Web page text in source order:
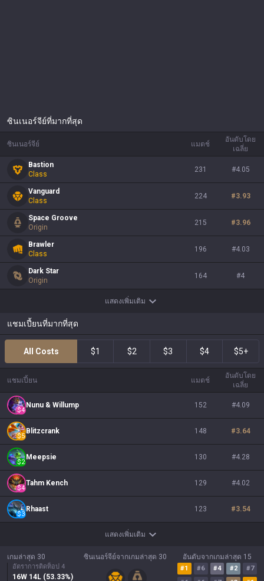
ซินเนอร์จีย์ที่มากที่สุด
ซินเนอร์จีย์ แมตช์
อันดับโดย
เฉลี่ย
Bastion
Class
231 #4.05
Vanguard
Class
224 #3.93
Space Groove
Origin
215 #3.96
Brawler
Class
196 #4.03
Dark Star
Origin
164 #4
แสดงเพิ่มเติม
แชมเปี้ยนที่มากที่สุด
All Costs $1 $2 $3 $4 $5+
แชมเปี้ยน แมตช์
อันดับโดย
เฉลี่ย
$4
Nunu & Willump 152 #4.09
$5
Blitzcrank 148 #3.64
$2
Meepsie 130 #4.28
$4
Tahm Kench 129 #4.02
$3
Rhaast 123 #3.54
แสดงเพิ่มเติม
เกมล่าสุด 30
อัตราการติดท็อป 4
16W 14L (53.33%)
ซินเนอร์จีย์จากเกมล่าสุด 30 อันดับจากเกมล่าสุด 15
#1 #6 #4 #2 #7